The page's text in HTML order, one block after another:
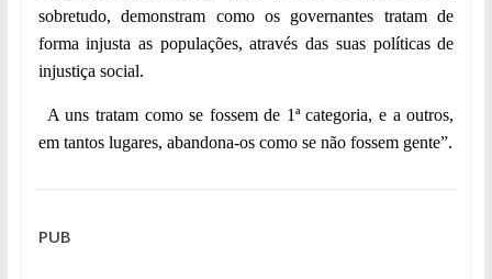
sobretudo, demonstram como os governantes tratam de
forma injusta as populações, através das suas políticas de
injustiça social.
A uns tratam como se fossem de 1ª categoria, e a outros,
em tantos lugares, abandona-os como se não fossem gente”.
PUB